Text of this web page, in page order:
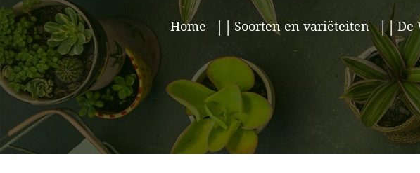
Home Soorten en variëteiten De